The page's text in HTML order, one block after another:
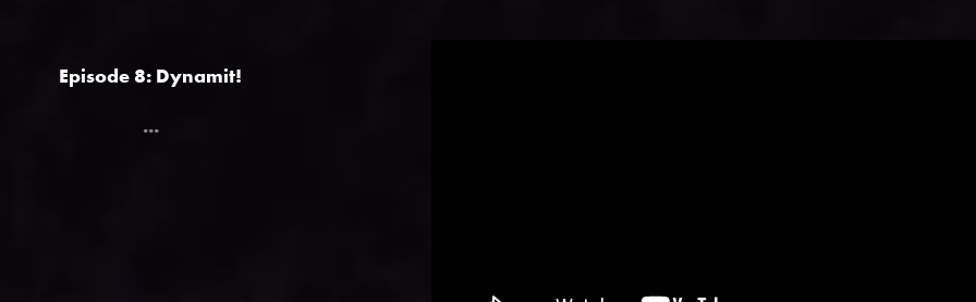
Episode 8: Dynamit!
...